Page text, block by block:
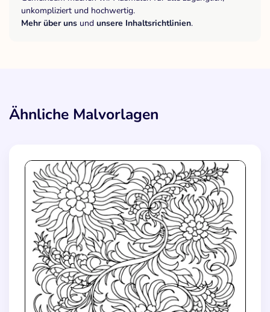
unkompliziert und hochwertig.
Mehr über uns und unsere Inhaltsrichtlinien.
Ähnliche Malvorlagen